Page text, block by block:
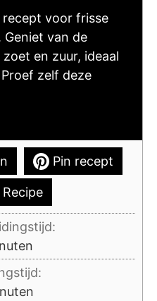
voor frisse
van de
en zuur, ideaal
zelf deze
Pin recept
Recipe